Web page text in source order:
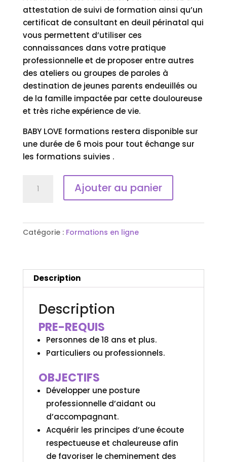
attestation de suivi de formation ainsi qu’un
certificat de consultant en deuil périnatal qui
vous permettent d’utiliser ces
connaissances dans votre pratique
professionnelle et de proposer entre autres
des ateliers ou groupes de paroles à
destination de jeunes parents endeuillés ou
de la famille impactée par cette douloureuse
et très riche expérience de vie.
BABY LOVE formations restera disponible sur
une durée de 6 mois pour tout échange sur
les formations suivies .
Ajouter au panier
Catégorie : Formations en ligne
Description
Description
PRE-REQUIS
Personnes de 18 ans et plus.
Particuliers ou professionnels.
OBJECTIFS
Développer une posture
professionnelle d’aidant ou
d’accompagnant.
Acquérir les principes d’une écoute
respectueuse et chaleureuse afin
de favoriser le cheminement des